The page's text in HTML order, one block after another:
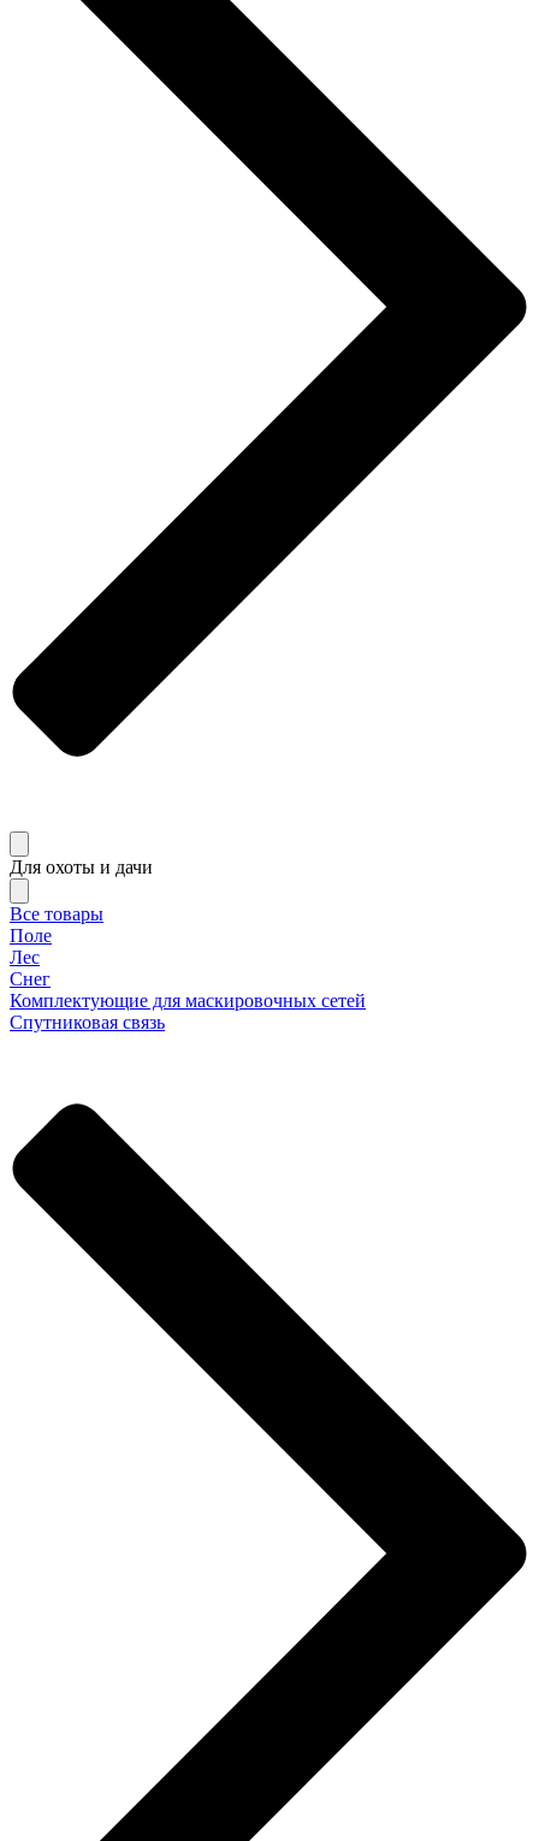
Для охоты и дачи
Все товары
Поле
Лес
Снег
Комплектующие для маскировочных сетей
Спутниковая связь